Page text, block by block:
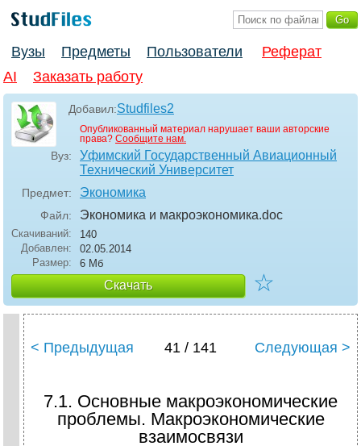
Вузы Предметы Пользователи
Реферат
AI
Заказать работу
Добавил:Studfiles2
Опубликованный материал нарушает ваши авторские
права? Сообщите нам.
Вуз:
Уфимский Государственный Авиационный
Технический Университет
Предмет: Экономика
Файл: Экономика и макроэкономика.doc
Скачиваний:
140
Добавлен:
02.05.2014
Размер:
6 Мб
Скачать ☆
< Предыдущая 41 / 141 Следующая >
7.1. Основные макроэкономические
проблемы. Макроэкономические
взаимосвязи